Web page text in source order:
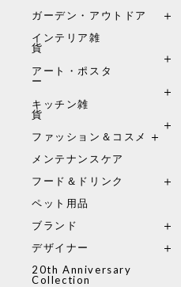
ガーデン・アウトドア
インテリア雑
貨
アート・ポスタ
ー
キッチン雑
貨
ファッション＆コスメ
メンテナンスケア
フード＆ドリンク
ペット用品
ブランド
デザイナー
20th Anniversary
Collection